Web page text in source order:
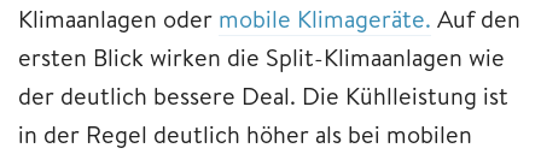
Klimaanlagen oder mobile Klimageräte. Auf den
ersten Blick wirken die Split-Klimaanlagen wie
der deutlich bessere Deal. Die Kühlleistung ist
in der Regel deutlich höher als bei mobilen